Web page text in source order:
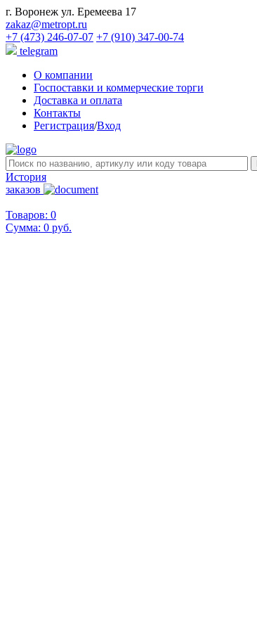
г. Воронеж ул. Еремеева 17
zakaz@metropt.ru
+7 (473) 246-07-07 +7 (910) 347-00-74
telegram
О компании
Госпоставки и коммерческие торги
Доставка и оплата
Контакты
Регистрация/Вход
История
заказов
Товаров: 0
Сумма: 0 руб.